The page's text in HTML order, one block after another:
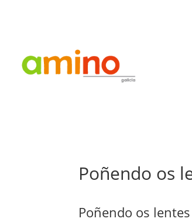
Poñendo os
Poñendo os